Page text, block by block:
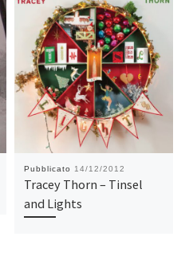
Pubblicato 14/12/2012
Tracey Thorn – Tinsel
and Lights